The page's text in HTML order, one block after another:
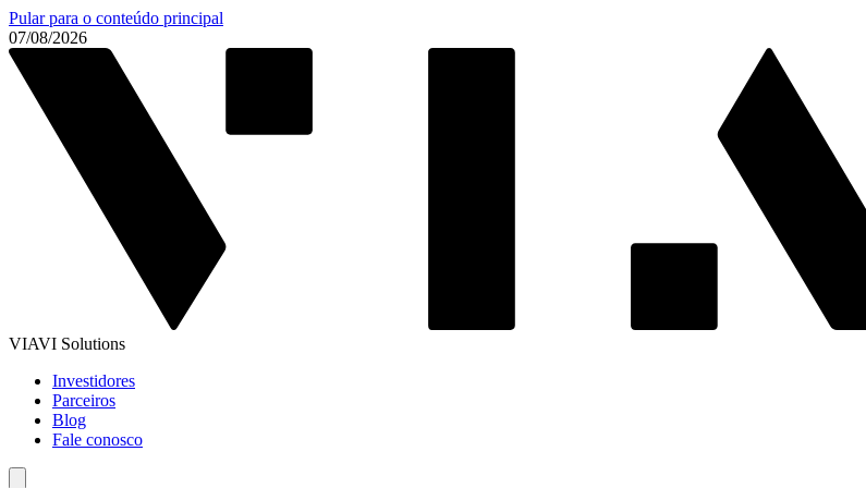
Pular para o conteúdo principal
07/08/2026
VIAVI Solutions
Investidores
Parceiros
Blog
Fale conosco